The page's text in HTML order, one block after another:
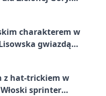
charakterem w
gwiazdą
z hat-trickiem w
sprinter